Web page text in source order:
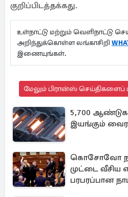
குறிப்பிடத்தக்கது.
உள்நாட்டு மற்றும் வெளிநாட்டு
அறிந்துக்கொள்ள லங்காசிறி
இணையுங்கள்.
மேலும் பிரான்ஸ் செய்திகளைப்
5,700
இயங்கும்
கொசோவோ
முட்டை வீசிய
பரபரப்பான